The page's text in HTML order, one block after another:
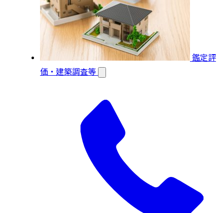
鑑定評
価・建築調査等